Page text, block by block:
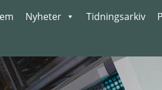
Nyheter Tidningsarkiv